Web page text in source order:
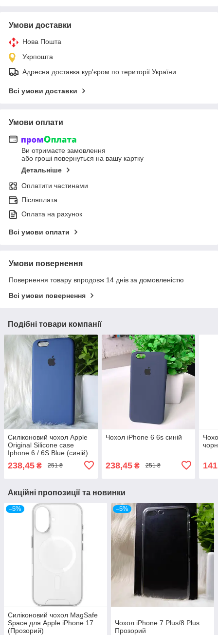
Умови доставки
Нова Пошта
Укрпошта
Адресна доставка кур'єром по території України
Всі умови доставки
Умови оплати
Ви отримаєте замовлення
або гроші повернуться на вашу картку
Детальніше
Оплатити частинами
Післяплата
Оплата на рахунок
Всі умови оплати
Умови повернення
Повернення товару впродовж 14 днів за домовленістю
Всі умови повернення
Подібні товари компанії
Силіконовий чохол Apple
Original Silicone case
Iphone 6 / 6S Blue (синій)
238,45 ₴ 251 ₴
Чохол iPhone 6 6s синій
238,45₴ 251 ₴
Акційні пропозиції та новинки
–5%
Силіконовий чохол MagSafe
Space для Apple iPhone 17
(Прозорий)
–5%
Чохол iPhone 7 Plus/8 Plus
Прозорий